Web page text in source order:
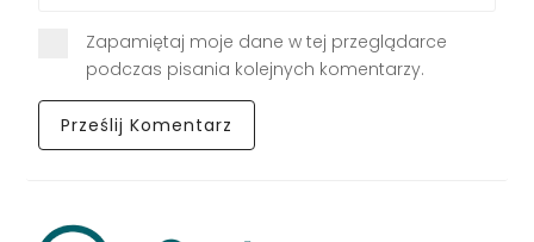
Zapamiętaj moje dane w tej przeglądarce
podczas pisania kolejnych komentarzy.